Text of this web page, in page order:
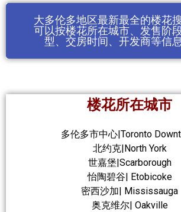
大多伦多地区最新最全的楼花
可以按楼花所在城市、发售阶
型、交房时间、开发商等信
楼花所在城市
多伦多市中心|Toronto
北约克|North York
世嘉堡|Scarborough
怡陶碧谷| Etobicoke
密西沙加| Mississauga
奥克维尔| Oakville